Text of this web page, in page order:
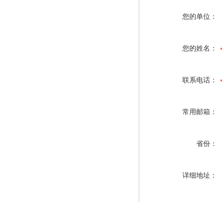
您的单位：
您的姓名：
联系电话：
常用邮箱：
省份：
详细地址：